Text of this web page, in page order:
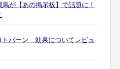
が【あの掲示板】で話題に！
トバーン 効果についてレビュ